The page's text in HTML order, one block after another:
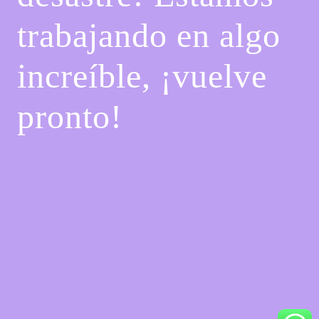
trabajando en algo
increíble, ¡vuelve
pronto!